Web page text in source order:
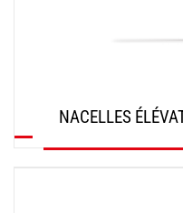
NACELLES